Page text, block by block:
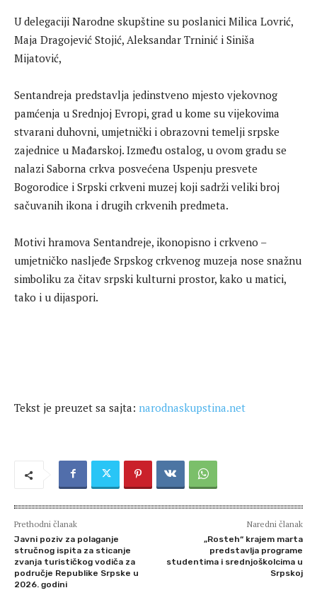
U delegaciji Narodne skupštine su poslanici Milica Lovrić,
Maja Dragojević Stojić, Aleksandar Trninić i Siniša
Mijatović,
Sentandreja predstavlja jedinstveno mjesto vjekovnog
pamćenja u Srednjoj Evropi, grad u kome su vijekovima
stvarani duhovni, umjetnički i obrazovni temelji srpske
zajednice u Mađarskoj. Između ostalog, u ovom gradu se
nalazi Saborna crkva posvećena Uspenju presvete
Bogorodice i Srpski crkveni muzej koji sadrži veliki broj
sačuvanih ikona i drugih crkvenih predmeta.
Motivi hramova Sentandreje, ikonopisno i crkveno –
umjetničko nasljeđe Srpskog crkvenog muzeja nose snažnu
simboliku za čitav srpski kulturni prostor, kako u matici,
tako i u dijaspori.
Tekst je preuzet sa sajta: narodnaskupstina.net
Prethodni članak
Javni poziv za polaganje
stručnog ispita za sticanje
zvanja turističkog vodiča za
područje Republike Srpske u
2026. godini
Naredni članak
„Rosteh“ krajem marta
predstavlja programe
studentima i srednjoškolcima u
Srpskoj